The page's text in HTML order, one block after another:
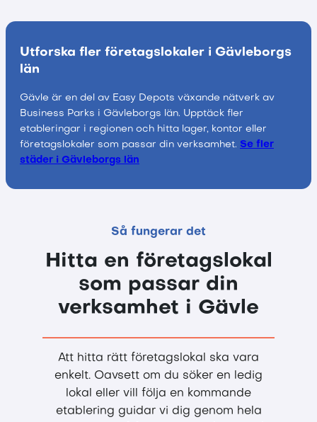
Utforska fler företagslokaler i Gävleborgs
län
Gävle är en del av Easy Depots växande nätverk av
Business Parks i Gävleborgs län. Upptäck fler
etableringar i regionen och hitta lager, kontor eller
företagslokaler som passar din verksamhet. Se fler
städer i Gävleborgs län
Så fungerar det
Hitta en företagslokal
som passar din
verksamhet i Gävle
Att hitta rätt företagslokal ska vara
enkelt. Oavsett om du söker en ledig
lokal eller vill följa en kommande
etablering guidar vi dig genom hela